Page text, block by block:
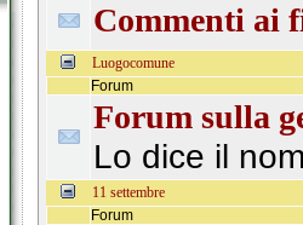
Commenti ai
Luogocomune
Forum
Forum sulla
Lo dice il
11 settembre
Forum